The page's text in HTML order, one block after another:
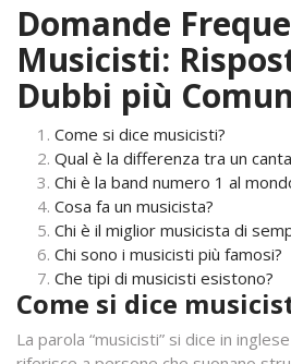
Domande
Musicisti:
Dubbi più
Come si dice musicisti?
Qual è la differenza tra un
Chi è la band numero 1 al
Cosa fa un musicista?
Chi è il miglior musicista di
Chi sono i musicisti più famosi?
Che tipi di musicisti esistono?
Come si dice
La parola “musicisti” si dice in